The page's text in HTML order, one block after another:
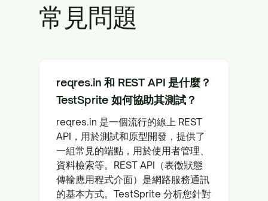
常見問題
reqres.in 和 REST API 是什麼？
TestSprite 如何協助其測試？
reqres.in 是一個流行的線上 REST
API，用於測試和原型開發，提供了
一組常見的端點，用於使用者管理、
資料檢索等。REST API（表徵狀態
傳輸應用程式介面）是網路服務通訊
的基本方式。TestSprite 分析您針對